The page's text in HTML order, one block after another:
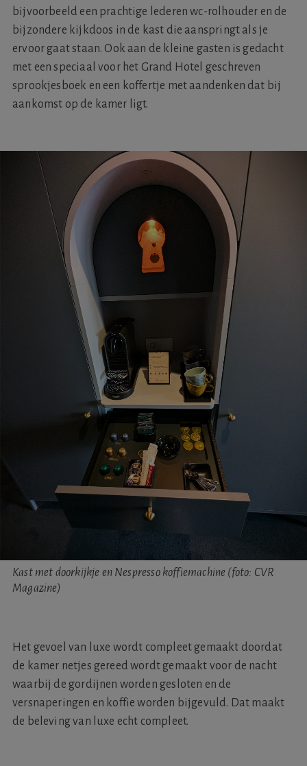
bijvoorbeeld een prachtige lederen wc-rolhouder en de
bijzondere kijkdoos in de kast die aanspringt als je
ervoor gaat staan. Ook aan de kleine gasten is gedacht
met een speciaal voor het Grand Hotel geschreven
sprookjesboek en een koffertje met aandenken dat bij
aankomst op de kamer ligt.
Kast met doorkijkje en Nespresso koffiemachine (foto: CVR
Magazine)
Het gevoel van luxe wordt compleet gemaakt doordat
de kamer netjes gereed wordt gemaakt voor de nacht
waarbij de gordijnen worden gesloten en de
versnaperingen en koffie worden bijgevuld. Dat maakt
de beleving van luxe echt compleet.